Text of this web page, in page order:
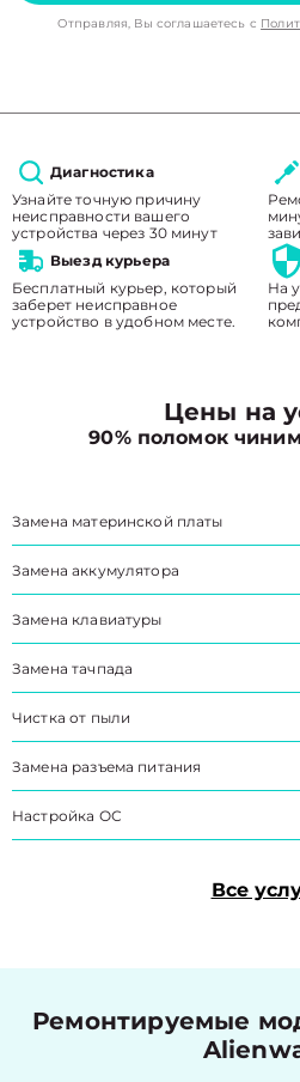
Отправляя, Вы соглашаетесь с
Диагностика
Узнайте точную причину
неисправности вашего
устройства через 30 минут
Выезд курьера
Бесплатный курьер, который
заберет неисправное
устройство в удобном месте.
На
Цены на
90% поломок
Замена материнской платы
Замена аккумулятора
Замена клавиатуры
Замена тачпада
Чистка от пыли
Замена разъема питания
Настройка ОС
Все
Ремонтируемые